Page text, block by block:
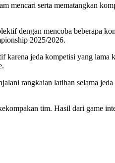
mencari serta mematangkan
dengan mencoba beberapa
2025/2026.
karena jeda kompetisi yang lama
rangkaian latihan selama
tim. Hasil dari game